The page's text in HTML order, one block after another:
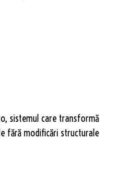
sistemul care transformă
fără modificări structurale